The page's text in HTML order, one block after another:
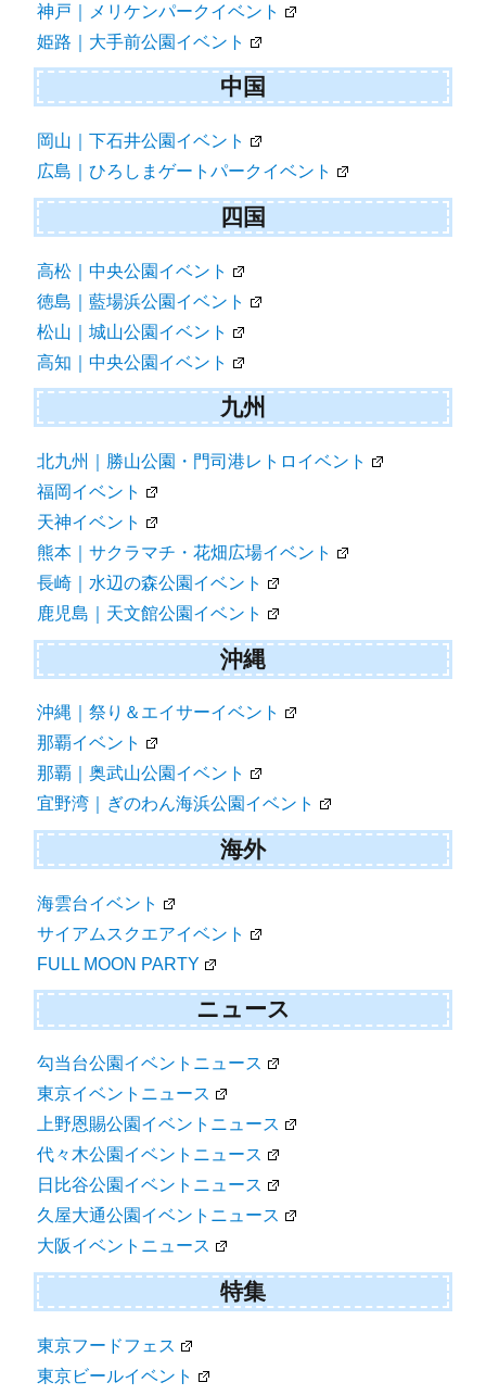
神戸｜メリケンパークイベント
姫路｜大手前公園イベント
中国
岡山｜下石井公園イベント
広島｜ひろしまゲートパークイベント
四国
高松｜中央公園イベント
徳島｜藍場浜公園イベント
松山｜城山公園イベント
高知｜中央公園イベント
九州
北九州｜勝山公園・門司港レトロイベント
福岡イベント
天神イベント
熊本｜サクラマチ・花畑広場イベント
長崎｜水辺の森公園イベント
鹿児島｜天文館公園イベント
沖縄
沖縄｜祭り＆エイサーイベント
那覇イベント
那覇｜奥武山公園イベント
宜野湾｜ぎのわん海浜公園イベント
海外
海雲台イベント
サイアムスクエアイベント
FULL MOON PARTY
ニュース
勾当台公園イベントニュース
東京イベントニュース
上野恩賜公園イベントニュース
代々木公園イベントニュース
日比谷公園イベントニュース
久屋大通公園イベントニュース
大阪イベントニュース
特集
東京フードフェス
東京ビールイベント